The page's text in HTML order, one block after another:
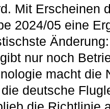
Mit Erscheinen
2024/05 eine
nur noch
macht die
deutsche